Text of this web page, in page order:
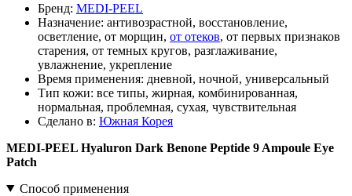
Бренд: MEDI-PEEL
Назначение: антивозрастной, восстановление,
осветление, от морщин, от отеков, от первых признаков
старения, от темных кругов, разглаживание,
увлажнение, укрепление
Время применения: дневной, ночной, универсальный
Тип кожи: все типы, жирная, комбинированная,
нормальная, проблемная, сухая, чувствительная
Сделано в: Южная Корея
MEDI-PEEL Hyaluron Dark Benone Peptide 9 Ampoule Eye
Patch
Способ применения